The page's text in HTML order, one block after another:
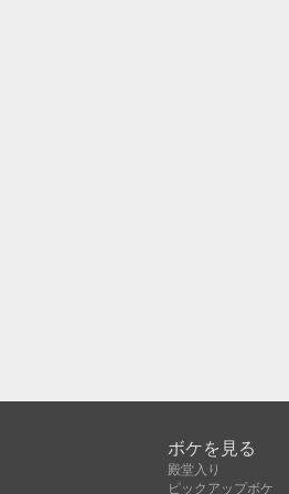
ボケを見る
殿堂入り
ピックアップボケ